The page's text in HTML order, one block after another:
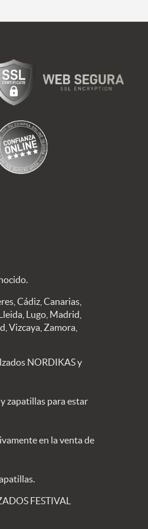
Cádiz, Canarias,
Lugo, Madrid,
Vizcaya, Zamora,
NORDIKAS y
zapatillas para estar
en la venta de
FESTIVAL